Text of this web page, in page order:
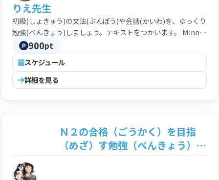
初級(しょきゅう)の文法(ぶんぽう)や会話(かいわ)を、ゆっくり
勉強(べんきょう)しましょう。テキストをつかいます。 Minna
no Nihongo is a comprehensive introduction to
elementary Japanese that serves as a highly efficient
resource enabling students wishing to master basic
Japanese conversation to do so in the shortest possible
time.
りえ先生
900pt
スケジュール
詳細を見る
Ｎ２の合格（ごうかく）を目指
（めざ）す勉強（べんきょう）
文法